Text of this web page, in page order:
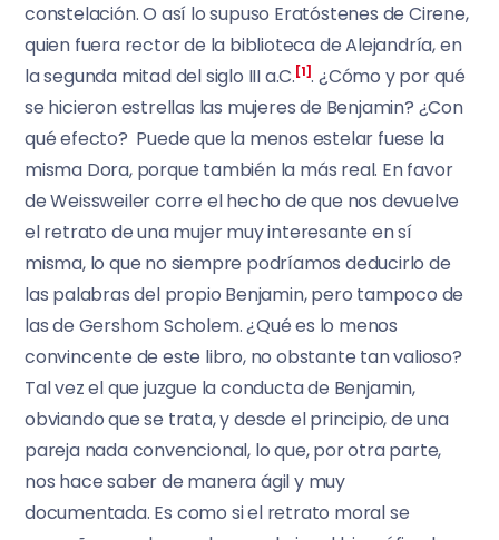
constelación. O así lo supuso Eratóstenes de Cirene,
quien fuera rector de la biblioteca de Alejandría, en
la segunda mitad del siglo III a.C. [1]. ¿Cómo y por qué
se hicieron estrellas las mujeres de Benjamin? ¿Con
qué efecto? Puede que la menos estelar fuese la
misma Dora, porque también la más real. En favor
de Weissweiler corre el hecho de que nos devuelve
el retrato de una mujer muy interesante en sí
misma, lo que no siempre podríamos deducirlo de
las palabras del propio Benjamin, pero tampoco de
las de Gershom Scholem. ¿Qué es lo menos
convincente de este libro, no obstante tan valioso?
Tal vez el que juzgue la conducta de Benjamin,
obviando que se trata, y desde el principio, de una
pareja nada convencional, lo que, por otra parte,
nos hace saber de manera ágil y muy
documentada. Es como si el retrato moral se